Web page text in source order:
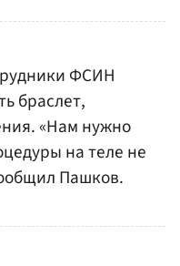
ФСИН
браслет,
«Нам нужно
на теле не
Пашков.